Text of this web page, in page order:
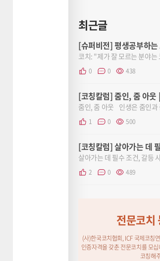
최근글
0 0 438
1 0 500
2 0 489
전문코치
(사)한국코치협회, ICF 국제코칭
인증자격을 갖춘 전문코치를 모
코칭해